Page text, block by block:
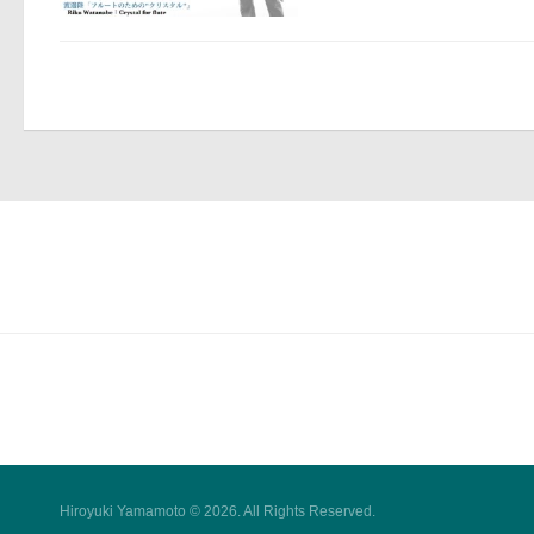
Hiroyuki Yamamoto © 2026. All Rights Reserved.